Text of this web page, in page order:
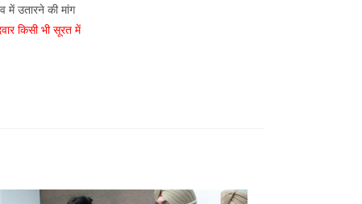
में उतारने की मांग
किसी भी सूरत में